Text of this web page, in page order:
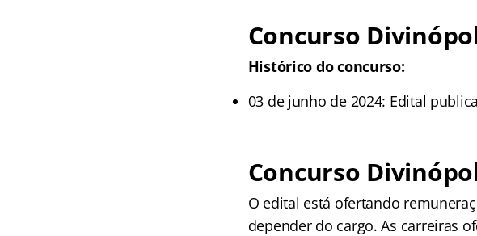
Concurso
Histórico do concurso:
03 de junho de 2024: Edital
Concurso
O edital está ofertando
depender do cargo. As carreiras